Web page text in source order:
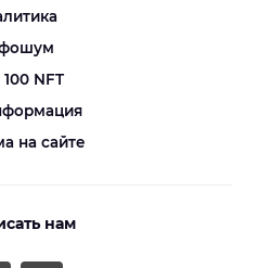
NFT
на сайте
нам